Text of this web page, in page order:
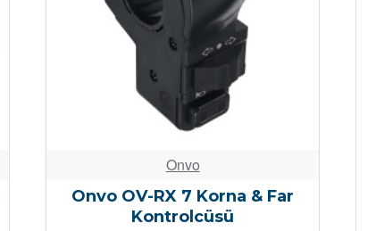
Onvo
Onvo OV-RX 7 Korna & Far
Kontrolcüsü